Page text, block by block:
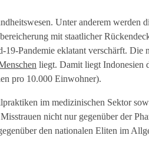
Unter anderem
mit staatlicher
Pandemie eklatant verschärft. Die
liegt. Damit liegt Indonesien
pro 10.000 Einwohner).
im medizinischen Sektor
nicht nur gegenüber der
den nationalen Eliten im